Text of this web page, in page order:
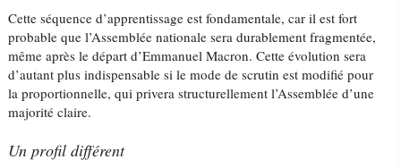
Cette séquence d’apprentissage est fondamentale, car il est fort
probable que l’Assemblée nationale sera durablement fragmentée,
même après le départ d’Emmanuel Macron. Cette évolution sera
d’autant plus indispensable si le mode de scrutin est modifié pour
la proportionnelle, qui privera structurellement l’Assemblée d’une
majorité claire.
Un profil différent